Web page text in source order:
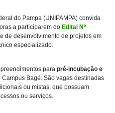
do Pampa (UNIPAMPA) convida
a participarem do Edital Nº
de desenvolvimento de projetos em
especializado.
para pré-incubação e
Bagé. São vagas destinadas
ou mistas, que possuam
ou serviços.